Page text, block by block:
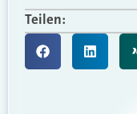
Teilen: